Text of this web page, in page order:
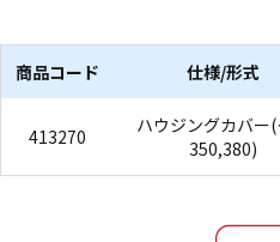
商品コード 仕様/形式
413270
ハウジングカバー(
350,380)